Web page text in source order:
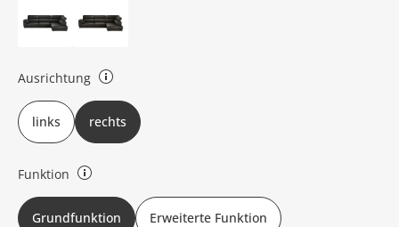
Ausrichtung
rechts oder links (bezieht sich auf die Draufsicht)
links rechts
Funktion
Grundfunktion: verstellbare Kopfstützen Erweiterte Funktion: verstellbare
Kopfstützen, motorischer Sitzvorzug
Grundfunktion Erweiterte Funktion